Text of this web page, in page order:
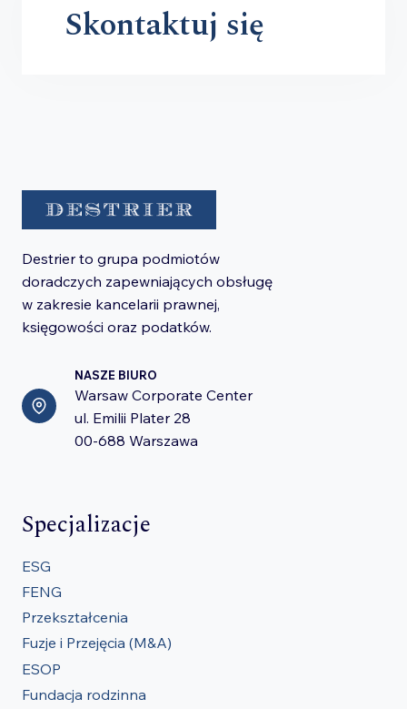
Skontaktuj się
Destrier to grupa podmiotów
doradczych zapewniających obsługę
w zakresie kancelarii prawnej,
księgowości oraz podatków.
NASZE BIURO
Warsaw Corporate Center
ul. Emilii Plater 28
00-688 Warszawa
Specjalizacje
ESG
FENG
Przekształcenia
Fuzje i Przejęcia (M&A)
ESOP
Fundacja rodzinna